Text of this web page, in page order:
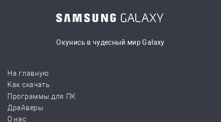
Окунись в чудесный мир Galaxy
На главную
Как скачать
Программы для ПК
Драйверы
О нас